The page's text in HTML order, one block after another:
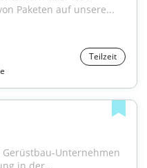
Paketen auf unsere...
Teilzeit
Unternehmen